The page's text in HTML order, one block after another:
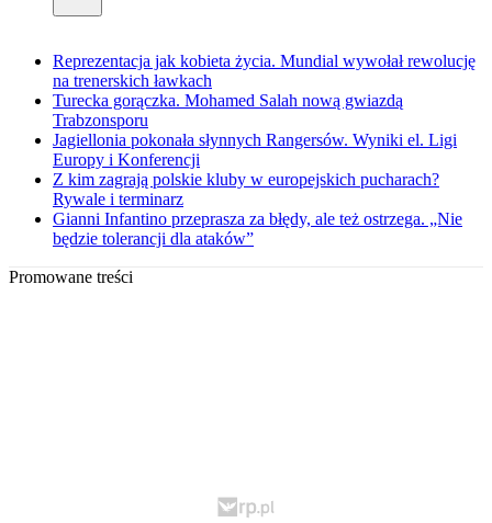
Reprezentacja jak kobieta życia. Mundial wywołał rewolucję
na trenerskich ławkach
Turecka gorączka. Mohamed Salah nową gwiazdą
Trabzonsporu
Jagiellonia pokonała słynnych Rangersów. Wyniki el. Ligi
Europy i Konferencji
Z kim zagrają polskie kluby w europejskich pucharach?
Rywale i terminarz
Gianni Infantino przeprasza za błędy, ale też ostrzega. „Nie
będzie tolerancji dla ataków”
Promowane treści